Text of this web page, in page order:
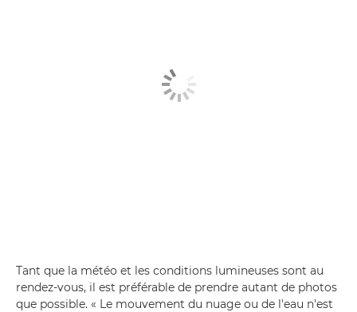
Tant que la météo et les conditions lumineuses sont au
rendez-vous, il est préférable de prendre autant de photos
que possible. « Le mouvement du nuage ou de l'eau n'est